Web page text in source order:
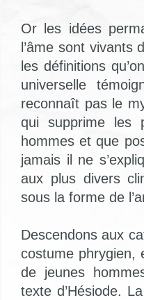
Or les idées
l’âme sont vivants
les définitions
universelle
reconnaît pas le
qui supprime les
hommes et que
jamais il ne
aux plus divers
sous la forme de
Descendons aux
costume phrygien,
de jeunes
texte d’Hésiode.